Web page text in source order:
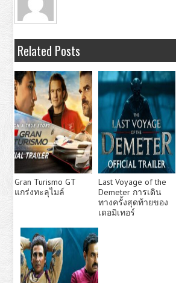
Related Posts
Gran Turismo GT
แกร่งทะลุไมล์
Last Voyage of the
Demeter การเดิน
ทางครั้งสุดท้ายของ
เดอมิเทอร์